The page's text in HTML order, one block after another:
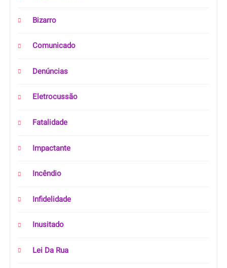
Bizarro
Comunicado
Denúncias
Eletrocussão
Fatalidade
Impactante
Incêndio
Infidelidade
Inusitado
Lei Da Rua